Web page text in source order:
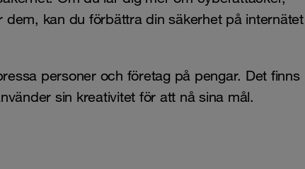
kan du förbättra din säkerhet på internätet
personer och företag på pengar. Det finns
sin kreativitet för att nå sina mål.